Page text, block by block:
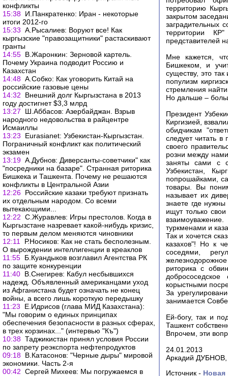
конфликты
15:38 И.Панкратенко: Иран - некоторые
итоги 2012-го
15:33 А.Рысалиев: Воруют все! Как
кыргызские "правозащитники" растаскивают
гранты
14:55 В.Жаронкин: Зерновой картель.
Почему Украина подводит Россию и
Казахстан
14:48 А.Собко: Как уговорить Китай на
российские газовые цены
14:32
Внешний долг Кыргызстана в 2013
году достигнет $3,3 млрд
13:27
Ш.Аббасов: Азербайджан. Взрыв
народного недовольства в райцентре
Исмаиллы
13:23
Еurasianet: Узбекистан-Кыргызстан.
Пограничный конфликт как политический
экзамен
13:19 А.Дубнов: Диверсанты-советчики" как
"посредники на базаре". Странная риторика
Бишкека и Ташкента. Почему не решаются
конфликты в Центральной Азии
12:26 Российские казаки требуют признать
их отдельным народом. Со всеми
вытекающими...
12:22 С.Журавлев: Игры престолов. Когда в
Кыргызстане назревает какой-нибудь кризис,
то первым делом меняются чиновники
12:11
Р.Носиков: Как не стать бесполезным.
О вырождении интеллигенции в креаклов
11:55 Б.Куандыков возглавил Агентства РК
по защите конкуренции
11:40 В.Снегирев: Кабул несбывшихся
надежд. Объявленный американцами уход
из Афганистана будет означать не конец
войны, а всего лишь короткую передышку
11:23
Е.Идрисов (глава МИД Казахстана):
"Мы говорим о единых принципах
обеспечения безопасности в разных сферах,
в трех корзинах..." (интервью "Къ")
10:38 Таджикистан принял условия России
по запрету реэкспорта нефтепродуктов
09:18 В.Катасонов: "Черные дыры" мировой
экономики. Часть 2-я
00:42 Сергей Михеев: Мы погружаемся в
территорию
закрытом
заградительных
территории
представителей
Мне кажется,
Бишкеком, и
существу, это
популизм
стремления
Но дальше –
Президент
Киргизией,
обидчикам
следует читать в
своего
розни между
заняты сами с
Узбекистан,
попрошайками,
товары. Вы
называет их
знаете где
ищут только
туркменами и
Так и хочется
казахов"! Но к
соседями,
риторика с
корыстными
За
занимается
Ей-богу, так и
Ташкент
Впрочем, эти
24.01.2013
Аркадий ДУБНОВ,
Источник - Новая